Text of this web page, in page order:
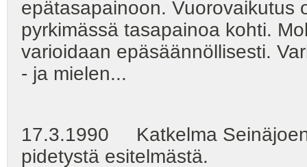
epätasapainoon. Vuorovaikutus
pyrkimässä tasapainoa kohti.
varioidaan epäsäännöllisesti.
- ja mielen...
17.3.1990 Katkelma
pidetystä esitelmästä.